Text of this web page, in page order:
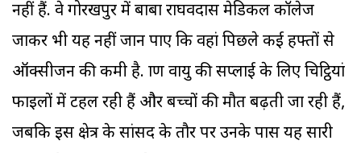
नहीं हैं. वे गोरखपुर में बाबा राघवदास मेडिकल कॉलेज
जाकर भी यह नहीं जान पाए कि वहां पिछले कई हफ्तों से
ऑक्सीजन की कमी है. प्राण वायु की सप्लाई के लिए चिट्ठियां
फाइलों में टहल रही हैं और बच्चों की मौत बढ़ती जा रही हैं,
जबकि इस क्षेत्र के सांसद के तौर पर उनके पास यह सारी